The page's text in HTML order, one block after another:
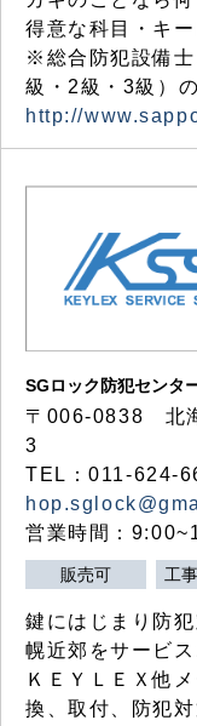
得意な科目・キ
※総合防犯設備士
級・2級・3級）
http://
SGロック防犯センタ
〒006-0838 北
3
TEL：011-624-
営業時間：
販売可 工
鍵にはじまり防
幌近郊をサービ
ＫＥＹＬＥＸ他
換、取付、防犯